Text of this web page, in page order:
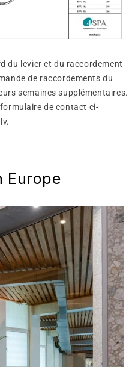
du levier et du raccordement
de raccordements du
semaines supplémentaires.
de contact ci-
Europe